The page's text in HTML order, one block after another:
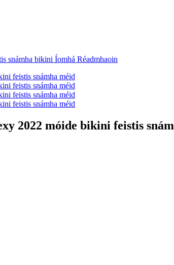
2022 móide bikini feistis